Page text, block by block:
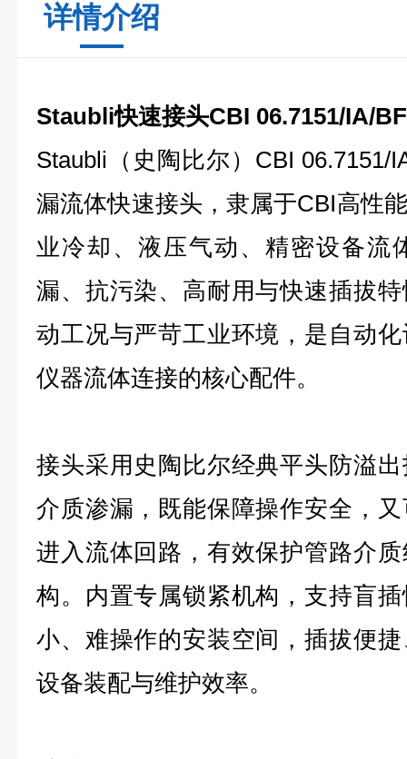
详情介绍
Staubli快速接头CBI 06.7151/IA/
Staubli（史陶比尔）CBI 06.7151/
漏流体快速接头，隶属于CBI高性
业冷却、液压气动、精密设备流
漏、抗污染、高耐用与快速插拔
动工况与严苛工业环境，是自动
仪器流体连接的核心配件。
接头采用史陶比尔经典平头防溢
介质渗漏，既能保障操作安全，
进入流体回路，有效保护管路介
构。内置专属锁紧机构，支持盲
小、难操作的安装空间，插拔便
设备装配与维护效率。